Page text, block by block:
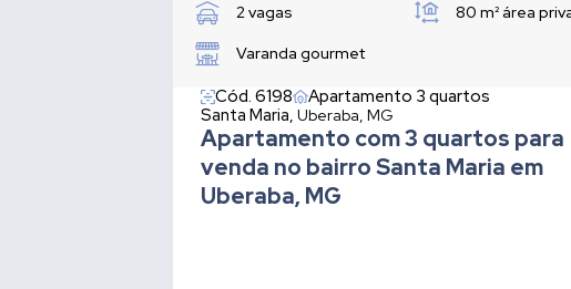
2 vagas 80 m²área
Varanda gourmet
Cód. 6198 Apartamento 3 quartos
Santa Maria, Uberaba, MG
Apartamento com 3 quartos para
venda no bairro Santa Maria em
Uberaba, MG